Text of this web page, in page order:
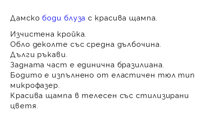
Дамско боди блуза с красива щампа.
Изчистена кройка.
Обло деколте със средна дълбочина.
Дълги ръкави.
Задната част е единична бразилиана.
Бодито е изпълнено от еластичен тюл тип
микрофазер.
Красива щампа в телесен със стилизирани
цветя.